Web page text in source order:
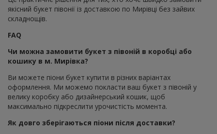
якісний букет півонії із доставкою по Мирівці без зайвих
складнощів.
FAQ
Чи можна замовити букет з півоній в коробці або
кошику в м. Мирівка?
Ви можете піони букет купити в різних варіантах
оформлення. Ми можемо покласти ваш букет з півоній у
велику коробку або дизайнерський кошик, щоб
максимально підкреслити урочистість момента.
Як довго зберігаються піони після доставки?